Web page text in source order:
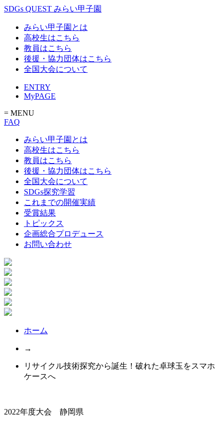
SDGs QUEST みらい甲子園
みらい甲子園とは
高校生はこちら
教員はこちら
後援・協力団体はこちら
全国大会について
ENTRY
MyPAGE
= MENU
FAQ
みらい甲子園とは
高校生はこちら
教員はこちら
後援・協力団体はこちら
全国大会について
SDGs探究学習
これまでの開催実績
受賞結果
トピックス
企画総合プロデュース
お問い合わせ
ホーム
→
リサイクル技術探究から誕生！破れた卓球玉をスマホ
ケースへ
2022年度大会 静岡県